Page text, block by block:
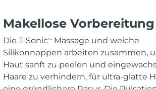
Makellose Vorbereitung
Die T-SonicTM
Massage und weiche
Silikonnoppen arbeiten zusammen,
Haut sanft zu peelen und
Haare zu verhindern, für ultra-glatte